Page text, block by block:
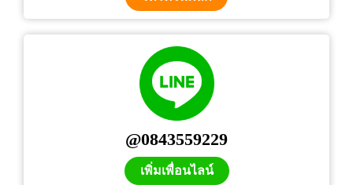
@0843559229
เพิ่มเพื่อนไลน์